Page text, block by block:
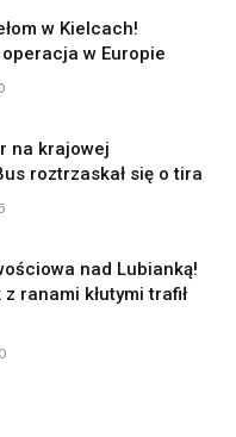
w Kielcach!
w Europie
na krajowej
roztrzaskał się o tira
nad Lubianką!
z ranami kłutymi trafił